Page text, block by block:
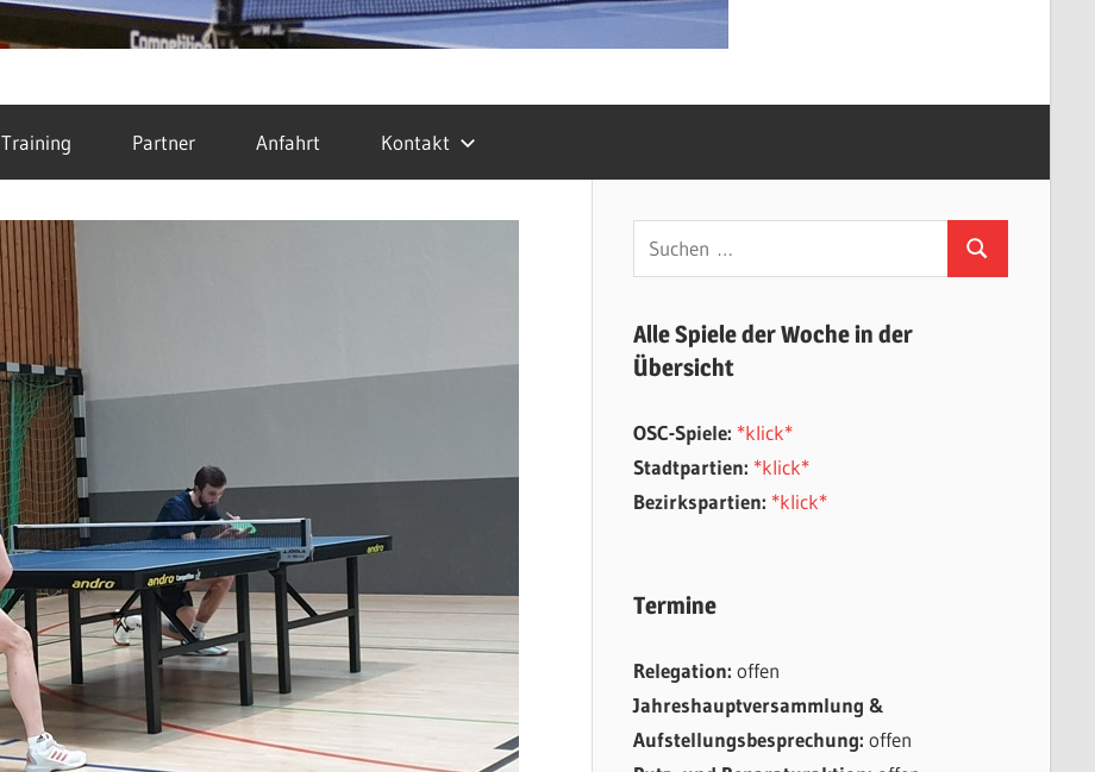
Training Partner Anfahrt Kontakt
Suchen
nach:
Suchen
Alle Spiele der Woche in der
Übersicht
OSC-Spiele: *klick*
Stadtpartien: *klick*
Bezirkspartien: *klick*
Termine
Relegation: offen
Jahreshauptversammlung &
Aufstellungsbesprechung: offen